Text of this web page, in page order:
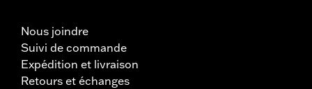
Nous joindre
Suivi de commande
Expédition et livraison
Retours et échanges